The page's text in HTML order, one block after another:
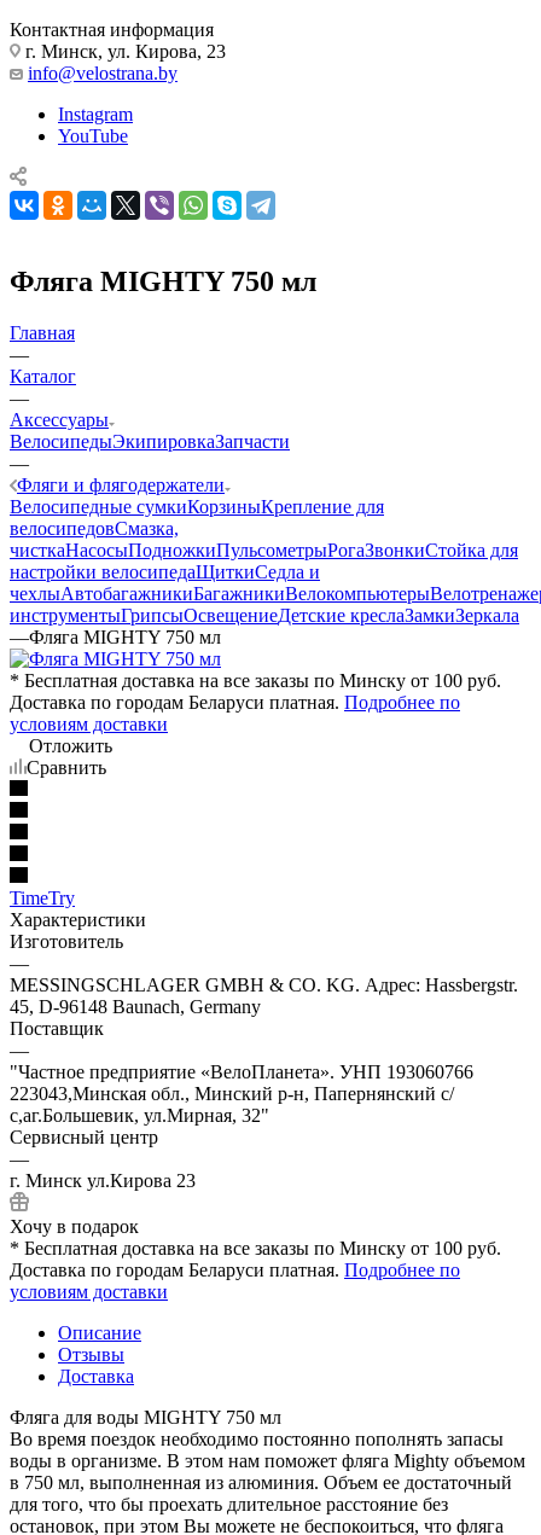
Контактная информация
г. Минск, ул. Кирова, 23
info@velostrana.by
Instagram
YouTube
Фляга MIGHTY 750 мл
Главная
—
Каталог
—
Аксессуары
ВелосипедыЭкипировкаЗапчасти
—
Фляги и флягодержатели
Велосипедные сумкиКорзиныКрепление для
велосипедовСмазка,
чисткаНасосыПодножкиПульсометрыРогаЗвонкиСтойка для
настройки велосипедаЩиткиСедла и
чехлыАвтобагажникиБагажникиВелокомпьютеры
инструментыГрипсыОсвещениеДетские креслаЗамкиЗеркала
—Фляга MIGHTY 750 мл
* Бесплатная доставка на все заказы по Минску от 100 руб.
Доставка по городам Беларуси платная. Подробнее по
условиям доставки
Отложить
Сравнить
TimeTry
Характеристики
Изготовитель
—
MESSINGSCHLAGER GMBH & CO. KG. Адрес: Hassbergstr.
45, D-96148 Baunach, Germany
Поставщик
—
"Частное предприятие «ВелоПланета». УНП 193060766
223043,Минская обл., Минский р-н, Папернянский с/
с,аг.Большевик, ул.Мирная, 32"
Сервисный центр
—
г. Минск ул.Кирова 23
Хочу в подарок
* Бесплатная доставка на все заказы по Минску от 100 руб.
Доставка по городам Беларуси платная. Подробнее по
условиям доставки
Описание
Отзывы
Доставка
Фляга для воды MIGHTY 750 мл
Во время поездок необходимо постоянно пополнять запасы
воды в организме. В этом нам поможет фляга Mighty объемом
в 750 мл, выполненная из алюминия. Объем ее достаточный
для того, что бы проехать длительное расстояние без
остановок, при этом Вы можете не беспокоиться, что фляга